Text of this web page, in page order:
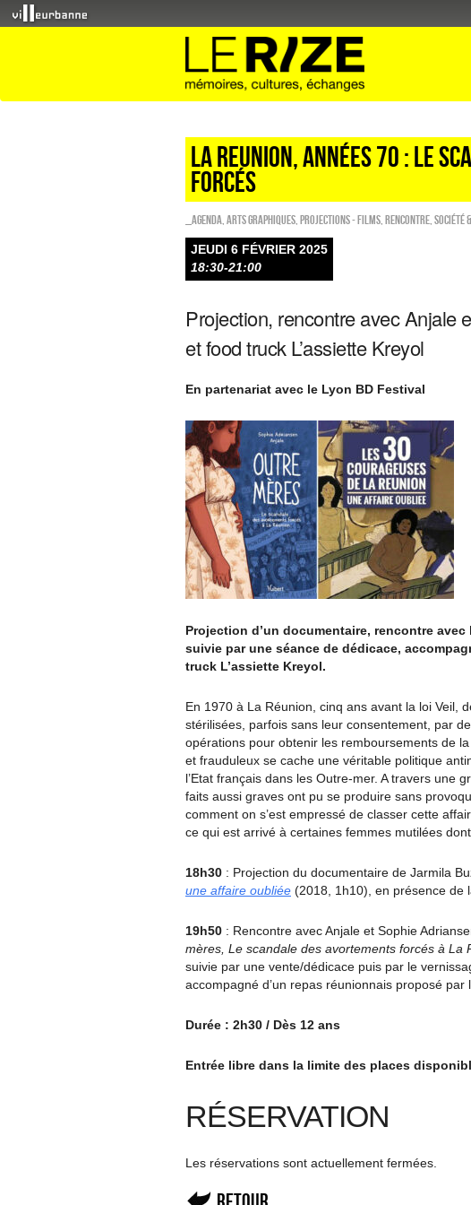
LA REUNION, ANNÉES 70 : LE
FORCÉS
_Agenda Arts graphiques PROJECTIONS - FILMS Rencontre Société
JEUDI 6 FÉVRIER 2025
18:30-21:00
Projection, rencontre avec Anjale
et food truck L’assiette Kreyol
En partenariat avec le Lyon BD Festival
Projection d’un documentaire, rencontre
suivie par une séance de dédicace,
truck L’assiette Kreyol.
En 1970 à La Réunion, cinq ans avant la loi Veil,
stérilisées, parfois sans leur consentement, par
opérations pour obtenir les remboursements de
et frauduleux se cache une véritable politique
l’Etat français dans les Outre-mer. A travers une
faits aussi graves ont pu se produire sans
comment on s’est empressé de classer cette
ce qui est arrivé à certaines femmes mutilées
18h30 : Projection du documentaire de Jarmila
une affaire oubliée (2018, 1h10), en présence de
19h50 : Rencontre avec Anjale et Sophie
mères, Le scandale des avortements forcés à La
suivie par une vente/dédicace puis par le
accompagné d’un repas réunionnais proposé par
Durée : 2h30 / Dès 12 ans
Entrée libre dans la limite des places
RÉSERVATION
Les réservations sont actuellement fermées.